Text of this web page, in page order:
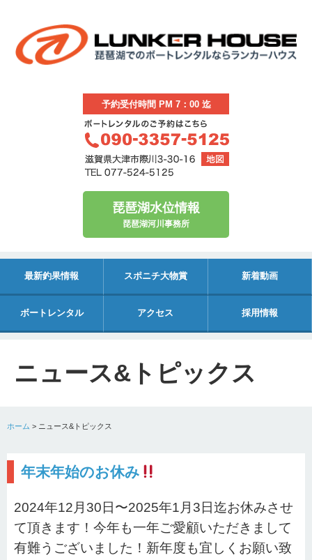
予約受付時間 PM 7：00 迄
琵琶湖水位情報
琵琶湖河川事務所
最新釣果情報 スポニチ大物賞 新着動画
ボートレンタル アクセス 採用情報
ニュース&トピックス
ホーム > ニュース&トピックス
年末年始のお休み
2024年12月30日〜2025年1月3日迄お休みさせ
て頂きます！今年も一年ご愛顧いただきまして
有難うございました！新年度も宜しくお願い致